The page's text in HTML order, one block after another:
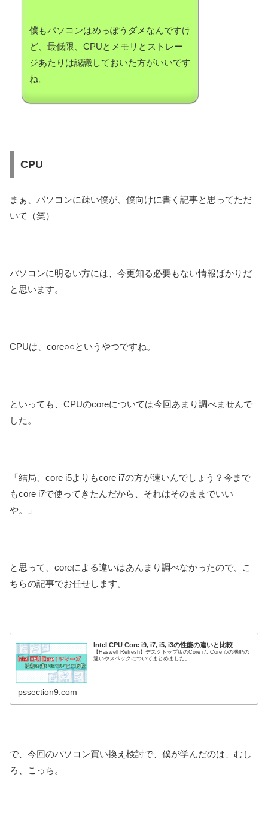
僕もパソコンはめっぽうダメなんですけ
ど、最低限、CPUとメモリとストレー
ジあたりは認識しておいた方がいいです
ね。
CPU
まぁ、パソコンに疎い僕が、僕向けに書く記事と思ってただ
いて（笑）
パソコンに明るい方には、今更知る必要もない情報ばかりだ
と思います。
CPUは、core○○というやつですね。
といっても、CPUのcoreについては今回あまり調べませんで
した。
「結局、core i5よりもcore i7の方が速いんでしょう？今まで
もcore i7で使ってきたんだから、それはそのままでいい
や。」
と思って、coreによる違いはあんまり調べなかったので、こ
ちらの記事でお任せします。
Intel CPU Core i9, i7, i5, i3の性能の違いと比較
【Haswell Refresh】デスクトップ版のCore i7, Core i5の機能の
違いやスペックについてまとめました。
pssection9.com
で、今回のパソコン買い換え検討で、僕が学んだのは、むし
ろ、こっち。